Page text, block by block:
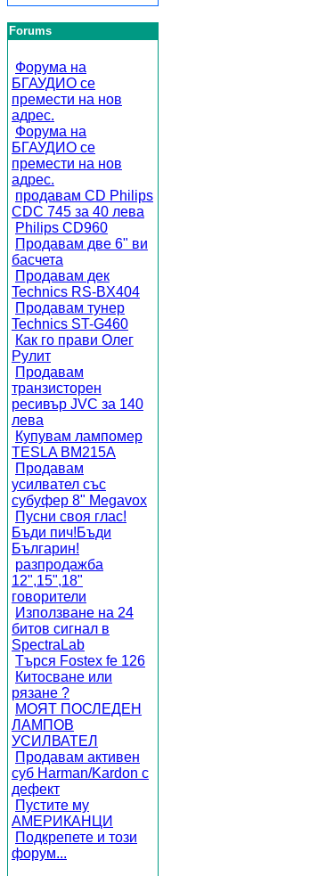
Forums
Форума на
БГАУДИО се
премести на нов
адрес.
Форума на
БГАУДИО се
премести на нов
адрес.
продавам CD Philips
CDC 745 за 40 лева
Philips CD960
Продавам две 6" ви
басчета
Продавам дек
Technics RS-BX404
Продавам тунер
Technics ST-G460
Как го прави Олег
Рулит
Продавам
транзисторен
ресивър JVC за 140
лева
Купувам лампомер
TESLA BM215A
Продавам
усилвател със
субуфер 8" Megavox
Пусни своя глас!
Бъди пич!Бъди
Българин!
разпродажба
12",15",18"
говорители
Използване на 24
битов сигнал в
SpectraLab
Търся Fostex fe 126
Китосване или
рязане ?
МОЯТ ПОСЛЕДЕН
ЛАМПОВ
УСИЛВАТЕЛ
Продавам активен
суб Harman/Kardon с
дефект
Пустите му
АМЕРИКАНЦИ
Подкрепете и този
форум...